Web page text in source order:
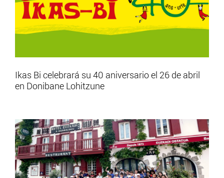
Ikas Bi celebrará su 40 aniversario el 26 de abril
en Donibane Lohitzune